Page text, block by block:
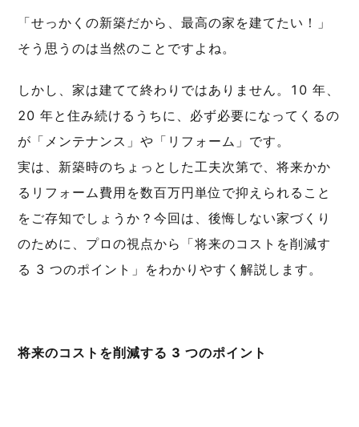
「せっかくの新築だから、最高の家を建てたい！」
そう思うのは当然のことですよね。
しかし、家は建てて終わりではありません。10 年、
20 年と住み続けるうちに、必ず必要になってくるの
が「メンテナンス」や「リフォーム」です。
実は、新築時のちょっとした工夫次第で、将来かか
るリフォーム費用を数百万円単位で抑えられること
をご存知でしょうか？今回は、後悔しない家づくり
のために、プロの視点から「将来のコストを削減す
る 3 つのポイント」をわかりやすく解説します。
将来のコストを削減する 3 つのポイント